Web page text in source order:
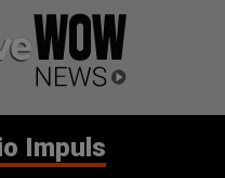
Impuls